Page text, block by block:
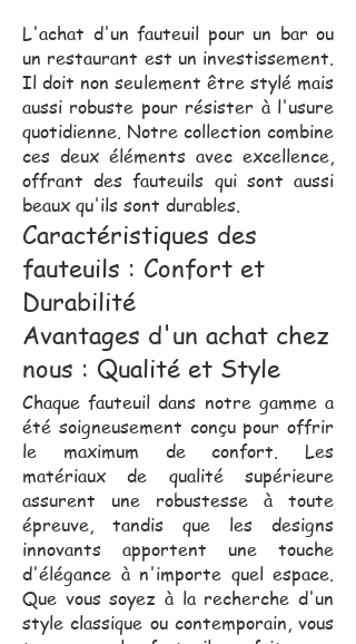
L'achat d'un fauteuil pour un bar ou
un restaurant est un investissement.
Il doit non seulement être stylé mais
aussi robuste pour résister à l'usure
quotidienne. Notre collection combine
ces deux éléments avec excellence,
offrant des fauteuils qui sont aussi
beaux qu'ils sont durables.
Caractéristiques des
fauteuils : Confort et
Durabilité
Avantages d'un achat chez
nous : Qualité et Style
Chaque fauteuil dans notre gamme a
été soigneusement conçu pour offrir
le maximum de confort. Les
matériaux de qualité supérieure
assurent une robustesse à toute
épreuve, tandis que les designs
innovants apportent une touche
d'élégance à n'importe quel espace.
Que vous soyez à la recherche d'un
style classique ou contemporain, vous